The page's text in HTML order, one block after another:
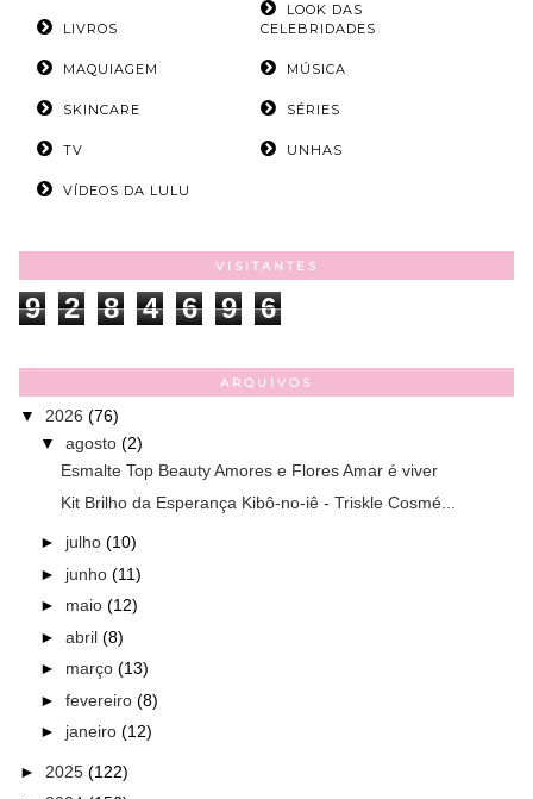
LIVROS
LOOK DAS
CELEBRIDADES
MAQUIAGEM MÚSICA
SKINCARE SÉRIES
TV UNHAS
VÍDEOS DA LULU
VISITANTES
9 2 8 4 6 9 6
ARQUIVOS
▼ 2026 (76)
▼ agosto (2)
Esmalte Top Beauty Amores e Flores Amar é viver
Kit Brilho da Esperança Kibô-no-iê - Triskle Cosmé...
► julho (10)
► junho (11)
► maio (12)
► abril (8)
► março (13)
► fevereiro (8)
► janeiro (12)
► 2025 (122)